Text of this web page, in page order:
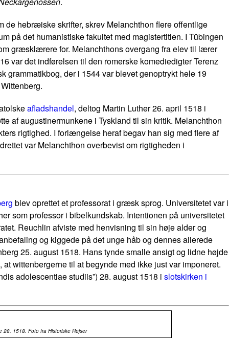
de hebræiske skrifter, skrev Melanchthon flere offentlige
på det humanistiske fakultet med magistertitlen. I Tübingen
græsklærere for. Melanchthons overgang fra elev til lærer
var det indførelsen til den romerske komediedigter Terenz
der i 1544 var blevet genoptrykt hele 19
afladshandel, deltog Martin Luther 26. april 1518 i
af augustinermunkene i Tyskland til sin kritik. Melanchthon
rigtighed. I forlængelse heraf begav han sig med flere af
var Melanchthon overbevist om rigtigheden i
blev oprettet et professorat i græsk sprog. Universitetet var i
som professor i bibelkundskab. Intentionen på universitetet
Reuchlin afviste med henvisning til sin høje alder og
og kiggede på det unge håb og dennes allerede
25. august 1518. Hans tynde smalle ansigt og lidne højde
wittenbergerne til at begynde med ikke just var imponeret.
adolescentiae studiis”) 28. august 1518 i slotskirken i
1518. Foto fra Historiske Rejser